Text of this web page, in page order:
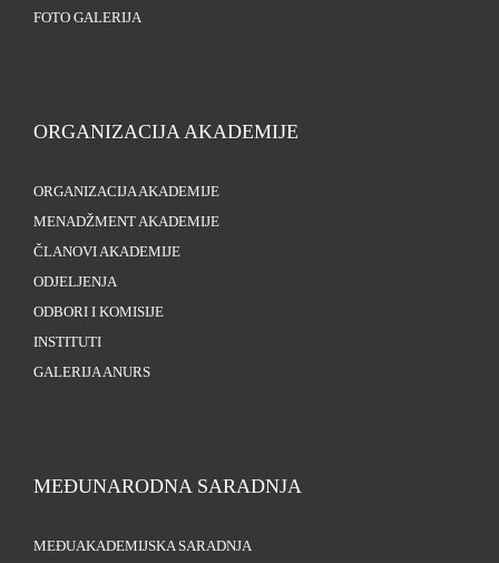
FOTO GALERIJA
ORGANIZACIJA AKADEMIJE
ORGANIZACIJA AKADEMIJE
MENADŽMENT AKADEMIJE
ČLANOVI AKADEMIJE
ODJELJENJA
ODBORI I KOMISIJE
INSTITUTI
GALERIJA ANURS
MEĐUNARODNA SARADNJA
MEĐUAKADEMIJSKA SARADNJA